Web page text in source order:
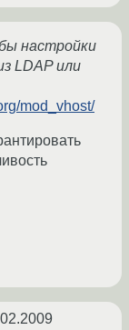
настройки
LDAP или
mod_vhost/